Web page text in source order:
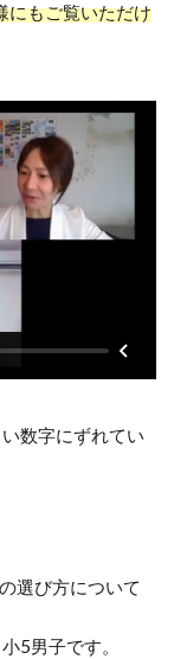
にもご覧いただけ
数字にずれてい
選び方について
5男子です。